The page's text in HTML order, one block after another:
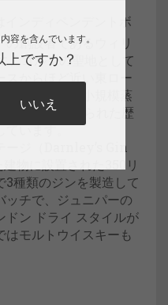
インディペンデントボ
の創設者であるウィリ
、ゴルフの聖地として
スからほど近い東ロー
地に創業した小規模蒸
年代に建てられた歴
ています。
ジ（Darnley’s Gin
物に設置された350リ
3種類のジンを製造して
ッチで、ジュニパーの
ドン ドライ スタイルが
モルトウイスキーも
容を含んでいます。
ですか？
いいえ